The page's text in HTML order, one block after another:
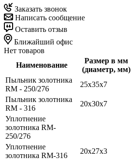
Заказать звонок
Написать сообщение
Оставить отзыв
Ближайший офис
Нет товаров
Наименование
Размер в мм
(диаметр, мм)
Пыльник золотника
RM - 250/276
25х35х7
Пыльник золотника
RM - 316
20x30x7
Уплотнение
золотника RM-
250/276
Уплотнение
золотника RM-316
20x27x3